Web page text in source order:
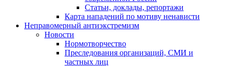
Статьи, доклады, репортажи
Карта нападений по мотиву ненависти
Неправомерный антиэкстремизм
Новости
Нормотворчество
Преследования организаций, СМИ и
частных лиц